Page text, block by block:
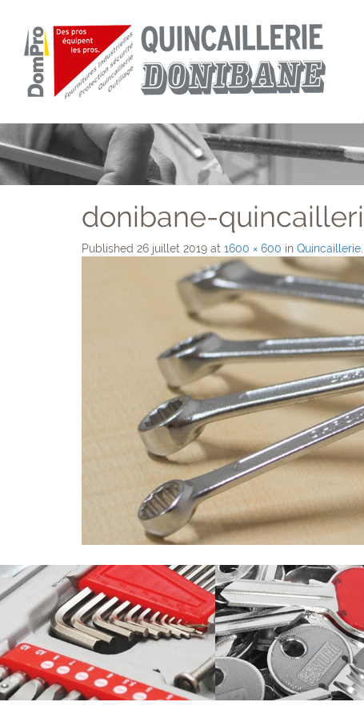
donibane-
Published 26 juillet 2019 at 1600 × 600 in Quincaillerie